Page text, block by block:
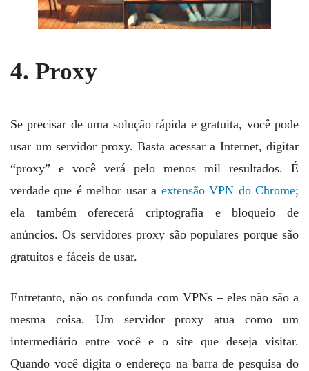
4. Proxy
Se precisar de uma solução rápida e gratuita, você pode
usar um servidor proxy. Basta acessar a Internet, digitar
“proxy” e você verá pelo menos mil resultados. É
verdade que é melhor usar a extensão VPN do Chrome;
ela também oferecerá criptografia e bloqueio de
anúncios. Os servidores proxy são populares porque são
gratuitos e fáceis de usar.
Entretanto, não os confunda com VPNs – eles não são a
mesma coisa. Um servidor proxy atua como um
intermediário entre você e o site que deseja visitar.
Quando você digita o endereço na barra de pesquisa do